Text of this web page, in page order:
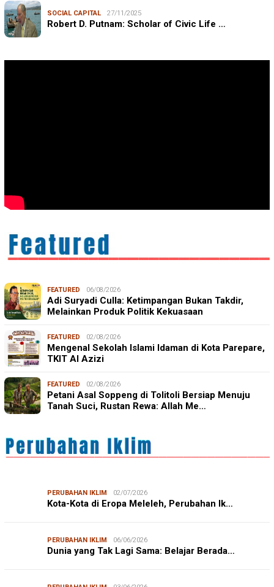
SOCIAL CAPITAL 27/11/2025
Robert D. Putnam: Scholar of Civic Life …
FEATURED 06/08/2026
Adi Suryadi Culla: Ketimpangan Bukan Takdir,
Melainkan Produk Politik Kekuasaan
FEATURED 02/08/2026
Mengenal Sekolah Islami Idaman di Kota Parepare,
TKIT Al Azizi
FEATURED 02/08/2026
Petani Asal Soppeng di Tolitoli Bersiap Menuju
Tanah Suci, Rustan Rewa: Allah Me…
PERUBAHAN IKLIM 02/07/2026
Kota-Kota di Eropa Meleleh, Perubahan Ik…
PERUBAHAN IKLIM 06/06/2026
Dunia yang Tak Lagi Sama: Belajar Berada…